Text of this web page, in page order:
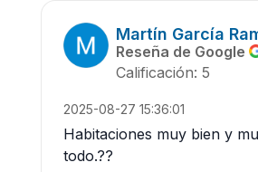
Martín García
Reseña de Google
Calificación: 5
2025-08-27 15:36:01
Habitaciones muy bien y
todo.??